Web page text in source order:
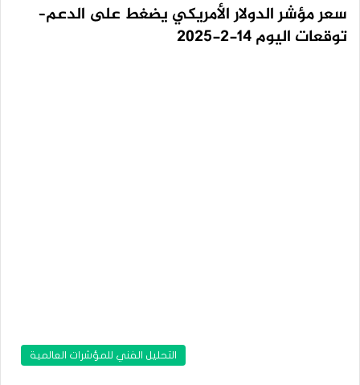
سعر مؤشر الدولار الأمريكي يضغط على الدعم–
توقعات اليوم 14-2-2025
التحليل الفني للمؤشرات العالمية